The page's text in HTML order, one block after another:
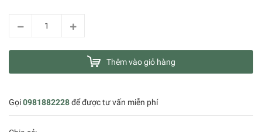
Thêm vào giỏ hàng
Gọi0981882228để được tư vấn miễn phí